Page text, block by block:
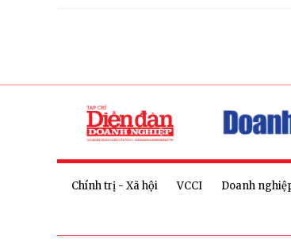
Chính trị - Xã hội VCCI Doanh